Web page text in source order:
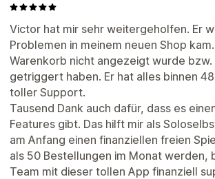
Victor hat mir sehr weitergeholfen. Er
Problemen in meinem neuen Shop
Warenkorb nicht angezeigt wurde
getriggert haben. Er hat alles binnen
toller Support.
Tausend Dank auch dafür, dass es
Features gibt. Das hilft mir als
am Anfang einen finanziellen freien
als 50 Bestellungen im Monat werden,
Team mit dieser tollen App finanziell